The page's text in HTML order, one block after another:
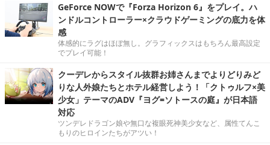
GeForce NOWで『Forza Horizon 6』をプレイ。ハ
ンドルコントローラー×クラウドゲーミングの底力を体
感
体感的にラグはほぼ無し。グラフィックスはもちろん最高設定
でプレイ可能！
クーデレからスタイル抜群お姉さんまでよりどりみど
りな人外娘たちとホテル経営しよう！「クトゥルフ×美
少女」テーマのADV『ヨグ=ソトースの庭』が日本語
対応
ツンデレドラゴン娘や無口な複眼死神美少女など、属性てんこ
もりのヒロインたちがアツい！